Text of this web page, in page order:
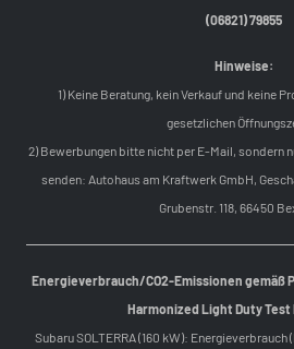
(06821) 79855
Hinweise:
1) Keine Beratung, kein Verkauf und keine
gesetzlichen
2) Bewerbungen bitte nicht per E-Mail, sondern
senden: Autohaus am Kraftwerk GmbH,
Grubenstr. 118, 66450
Energieverbrauch/CO2-Emissionen gemäß
Harmonized Light Duty
Subaru SOLTERRA (160 kW):